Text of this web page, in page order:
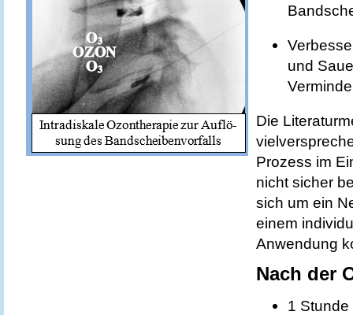
und
Die
Prozess im
nicht sicher
sich um ein
einem
Anwendung
Nach der
1